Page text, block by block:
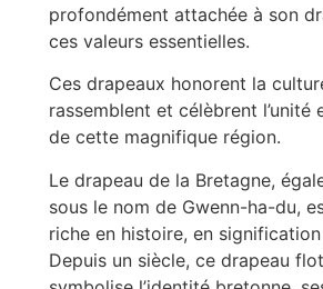
profondément attachée à son
ces valeurs essentielles.
Ces drapeaux honorent la
rassemblent et célèbrent l’unité
de cette magnifique région.
Le drapeau de la Bretagne,
sous le nom de Gwenn-ha-du,
riche en histoire, en
Depuis un siècle, ce drapeau